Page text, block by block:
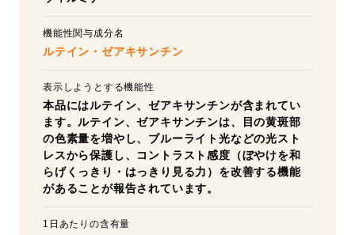
機能性関与成分名
ルテイン・ゼアキサンチン
表示しようとする機能性
本品にはルテイン、ゼアキサンチンが含まれてい
ます。ルテイン、ゼアキサンチンは、目の黄斑部
の色素量を増やし、ブルーライト光などの光スト
レスから保護し、コントラスト感度（ぼやけを和
らげくっきり・はっきり見る力）を改善する機能
があることが報告されています。
1日あたりの含有量